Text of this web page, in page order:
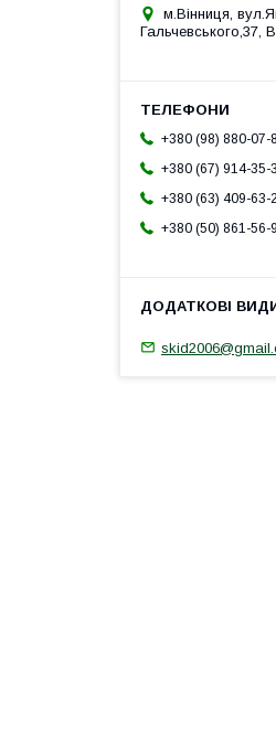
м.Вінниця,
Гальчевського,37,
+380 (98) 880-07-
+380 (67) 914-35-
+380 (63) 409-63-
+380 (50) 861-56-